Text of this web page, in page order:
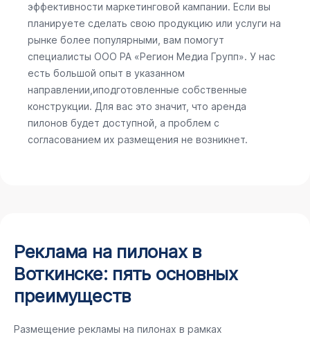
эффективности маркетинговой кампании. Если вы
планируете сделать свою продукцию или услуги на
рынке более популярными, вам помогут
специалисты ООО РА «Регион Медиа Групп». У нас
есть большой опыт в указанном
направлении,иподготовленные собственные
конструкции. Для вас это значит, что аренда
пилонов будет доступной, а проблем с
согласованием их размещения не возникнет.
Реклама на пилонах в
Воткинске: пять основных
преимуществ
Размещение рекламы на пилонах в рамках